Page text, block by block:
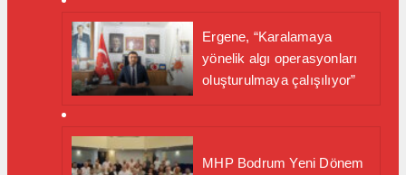
Ergene, “Karalamaya
yönelik algı operasyonları
oluşturulmaya çalışılıyor”
MHP Bodrum Yeni Dönem